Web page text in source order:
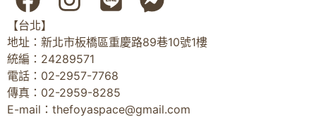
【台北】
地址：新北市板橋區重慶路89巷10號1樓
統編：24289571
電話：02-2957-7768
傳真：02-2959-8285
E-mail： thefoyaspace@gmail.com